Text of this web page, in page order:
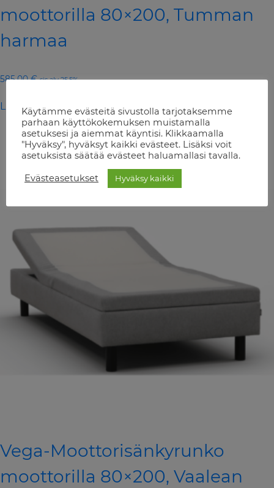
moottorilla 80×200, Tumman
harmaa
585,00€ sis alv 25,5%
Lisää ostoskoriin
Vega-Moottorisänkyrunko
moottorilla 80×200, Vaalean
Käytämme evästeitä sivustolla tarjotaksemme
parhaan käyttökokemuksen muistamalla
asetuksesi ja aiemmat käyntisi. Klikkaamalla
"Hyväksy", hyväksyt kaikki evästeet. Lisäksi voit
asetuksista säätää evästeet haluamallasi tavalla.
Evästeasetukset Hyväksy kaikki